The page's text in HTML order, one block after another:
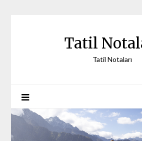
Tatil
Tatil Notaları